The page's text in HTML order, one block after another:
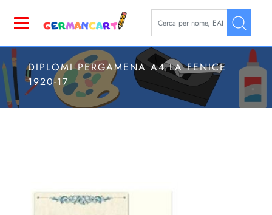
La modifica di un filtro
DIPLOMI PERGAMENA A4 LA FENICE
1920-17